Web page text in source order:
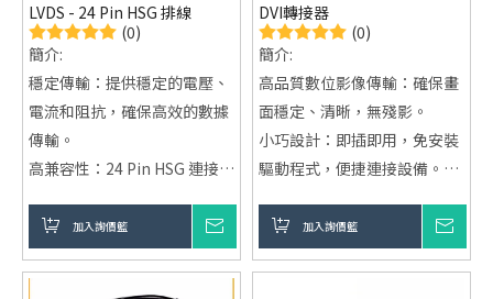
LVDS - 24 Pin HSG 排線
(0)
簡介:
穩定傳輸：提供穩定的電壓、
電流和阻抗，確保高效的數據
傳輸。
高兼容性：24 Pin HSG 連接器
耐用設計：編織線外被提升抗
拉伸和耐磨性，適應惡劣環
境。
加入詢價籃
DVI轉接器
(0)
簡介:
高品質數位影像傳輸：確保畫
面穩定、清晰，無殘影。
小巧設計：即插即用，免安裝
驅動程式，便捷連接設備。
器、投影機等設備，支持不同
介面間的無縫轉接。
加入詢價籃